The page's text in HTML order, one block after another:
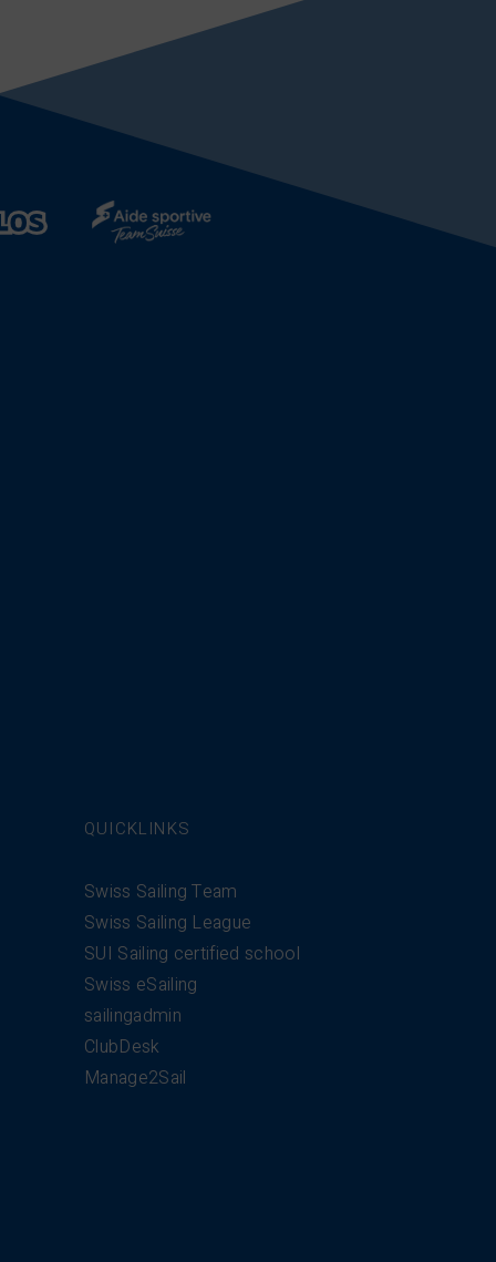
QUICKLINKS
Swiss Sailing Team
Swiss Sailing League
SUI Sailing certified school
Swiss eSailing
sailingadmin
ClubDesk
Manage2Sail